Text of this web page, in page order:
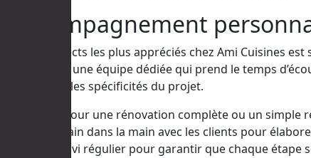
L’accompagnement
L’un des aspects les plus appréciés chez Ami Cuisines
accueillis par une équipe dédiée qui prend le temps
comprendre les spécificités du projet.
Que ce soit pour une rénovation complète ou un
travaillent main dans la main avec les clients pour
assure un suivi régulier pour garantir que chaque étape